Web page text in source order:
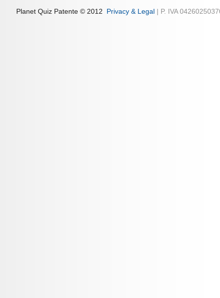
Planet Quiz Patente © 2012 Privacy & Legal | P. IVA